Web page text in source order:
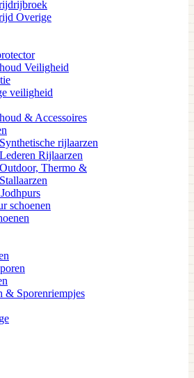
Overige
Veiligheid
veiligheid
& Accessoires
Synthetische rijlaarzen
Lederen Rijlaarzen
Outdoor, Thermo &
Stallaarzen
schoenen
& Sporenriempjes